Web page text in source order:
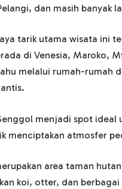
dan masih banyak
tarik utama wisata ini
di Venesia, Maroko,
melalui rumah-rumah
menjadi spot ideal
menciptakan atmosfer
area taman
koi, otter, dan